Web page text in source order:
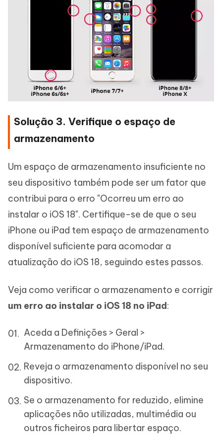
Solução 3. Verifique o espaço de
armazenamento
Um espaço de armazenamento insuficiente no
seu dispositivo também pode ser um fator que
contribui para o erro "Ocorreu um erro ao
instalar o iOS 18". Certifique-se de que o seu
iPhone ou iPad tem espaço de armazenamento
disponível suficiente para acomodar a
atualização do iOS 18, seguindo estes passos.
Veja como verificar o armazenamento e corrigir
um erro ao instalar o iOS 18 no iPad:
Aceda a Definições > Geral >
Armazenamento do iPhone/iPad.
Reveja o armazenamento disponível no seu
dispositivo.
Se o armazenamento for reduzido, elimine
aplicações não utilizadas, multimédia ou
outros ficheiros para libertar espaço.